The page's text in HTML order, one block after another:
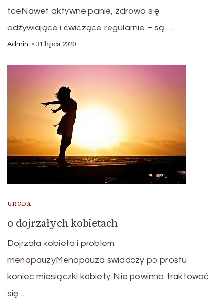
tceNawet aktywne panie, zdrowo się
odżywiające i ćwiczące regularnie – są …
Admin 31 lipca 2020
URODA
o dojrzałych kobietach
Dojrzała kobieta i problem
menopauzyMenopauza świadczy po prostu
koniec miesiączki kobiety. Nie powinno traktować
się …